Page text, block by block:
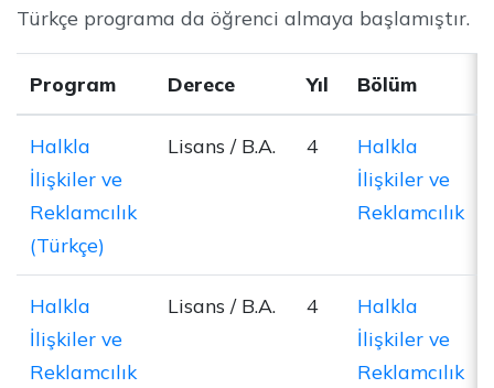
Türkçe programa da öğrenci almaya başlamıştır.
Program Derece Yıl Bölüm
Halkla
İlişkiler ve
Reklamcılık
(Türkçe)
Lisans / B.A. 4
Halkla
İlişkiler ve
Reklamcılık
Halkla
İlişkiler ve
Reklamcılık
Lisans / B.A. 4
Halkla
İlişkiler ve
Reklamcılık